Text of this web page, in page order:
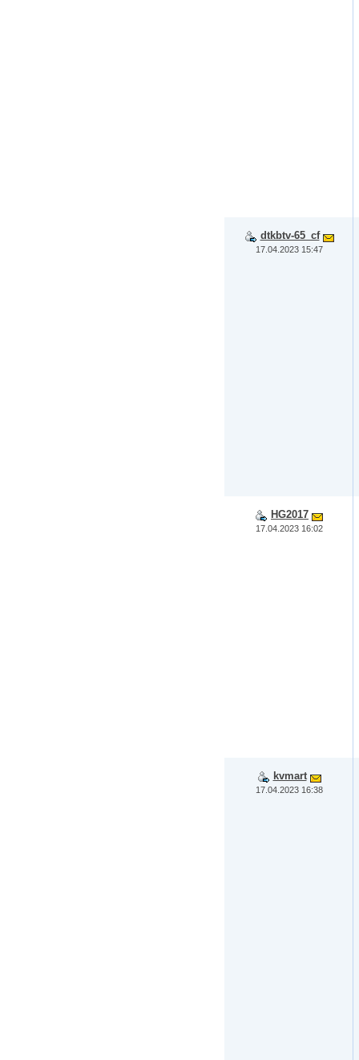
dtkbtv-65_cf
17.04.2023 15:47
HG2017
17.04.2023 16:02
kvmart
17.04.2023 16:38